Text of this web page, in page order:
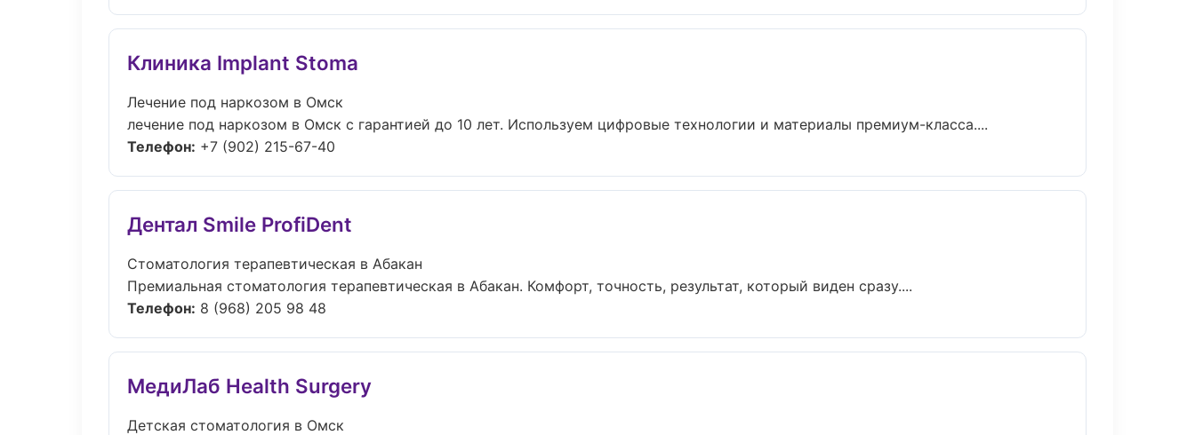
Клиника Implant Stoma
Лечение под наркозом в Омск
лечение под наркозом в Омск с гарантией до 10 лет. Используем цифровые технологии и материалы премиум-класса....
Телефон: +7 (902) 215-67-40
Дентал Smile ProfiDent
Стоматология терапевтическая в Абакан
Премиальная стоматология терапевтическая в Абакан. Комфорт, точность, результат, который виден сразу....
Телефон: 8 (968) 205 98 48
МедиЛаб Health Surgery
Детская стоматология в Омск